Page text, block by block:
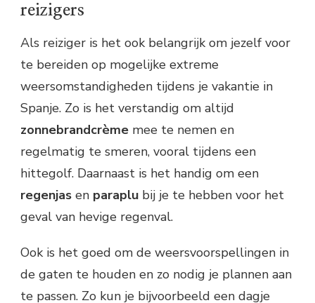
reizigers
Als reiziger is het ook belangrijk om jezelf voor
te bereiden op mogelijke extreme
weersomstandigheden tijdens je vakantie in
Spanje. Zo is het verstandig om altijd
zonnebrandcrème mee te nemen en
regelmatig te smeren, vooral tijdens een
hittegolf. Daarnaast is het handig om een
regenjas en paraplu bij je te hebben voor het
geval van hevige regenval.
Ook is het goed om de weersvoorspellingen in
de gaten te houden en zo nodig je plannen aan
te passen. Zo kun je bijvoorbeeld een dagje